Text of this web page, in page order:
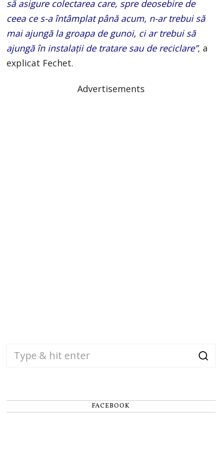
să asigure colectarea care, spre deosebire de
ceea ce s-a întâmplat până acum, n-ar trebui să
mai ajungă la groapa de gunoi, ci ar trebui să
ajungă în instalații de tratare sau de reciclare”, a
explicat Fechet.
Advertisements
FACEBOOK